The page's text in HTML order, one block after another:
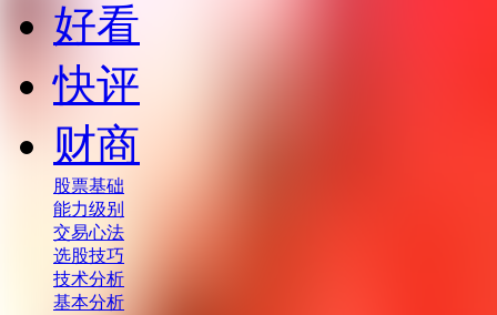
好看
快评
财商
股票基础
能力级别
交易心法
选股技巧
技术分析
基本分析